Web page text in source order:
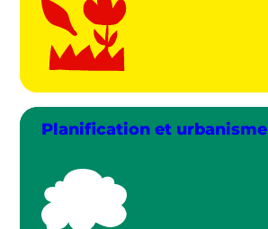
Planification et urbanisme